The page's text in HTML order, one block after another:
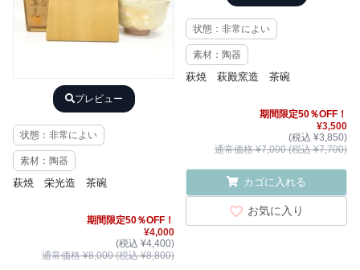
プレビュー
状態：非常によい
素材：陶器
萩焼 栄光造 茶碗
期間限定50％OFF！
¥4,000
(税込 ¥4,400)
通常価格 ¥8,000 (税込 ¥8,800)
状態：非常によい
素材：陶器
萩焼 萩殿窯造 茶碗
期間限定50％OFF！
¥3,500
(税込 ¥3,850)
通常価格 ¥7,000 (税込 ¥7,700)
カゴに入れる
お気に入り